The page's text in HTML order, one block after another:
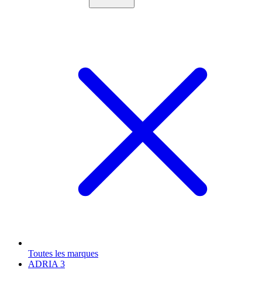
Toutes les marques
ADRIA 3